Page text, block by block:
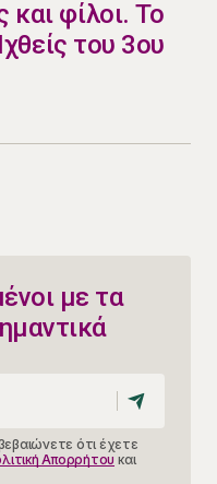
φίλοι. Το
του 3ου
με τα
ότι έχετε
Απορρήτου και